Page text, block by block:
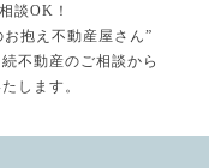
談OK！
抱え不動産屋さん”
不動産のご相談から
します。